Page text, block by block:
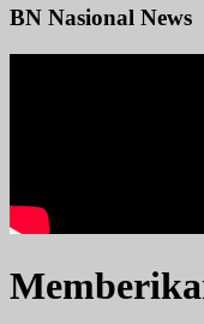
BN Nasional News